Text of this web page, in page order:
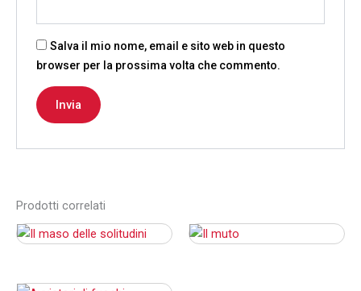
Salva il mio nome, email e sito web in questo
browser per la prossima volta che commento.
Prodotti correlati